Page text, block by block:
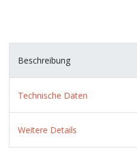
Beschreibung
Technische Daten
Weitere Details